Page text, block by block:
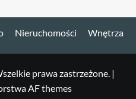
Nieruchomości Wnętrza
prawa zastrzeżone. |
AF themes